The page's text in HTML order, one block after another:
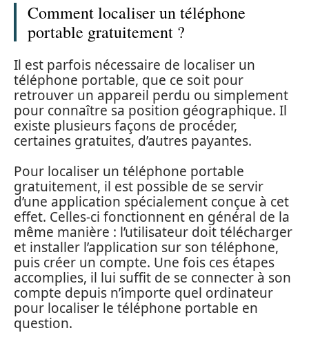
Comment localiser un téléphone
portable gratuitement ?
Il est parfois nécessaire de localiser un
téléphone portable, que ce soit pour
retrouver un appareil perdu ou simplement
pour connaître sa position géographique. Il
existe plusieurs façons de procéder,
certaines gratuites, d’autres payantes.
Pour localiser un téléphone portable
gratuitement, il est possible de se servir
d’une application spécialement conçue à cet
effet. Celles-ci fonctionnent en général de la
même manière : l’utilisateur doit télécharger
et installer l’application sur son téléphone,
puis créer un compte. Une fois ces étapes
accomplies, il lui suffit de se connecter à son
compte depuis n’importe quel ordinateur
pour localiser le téléphone portable en
question.